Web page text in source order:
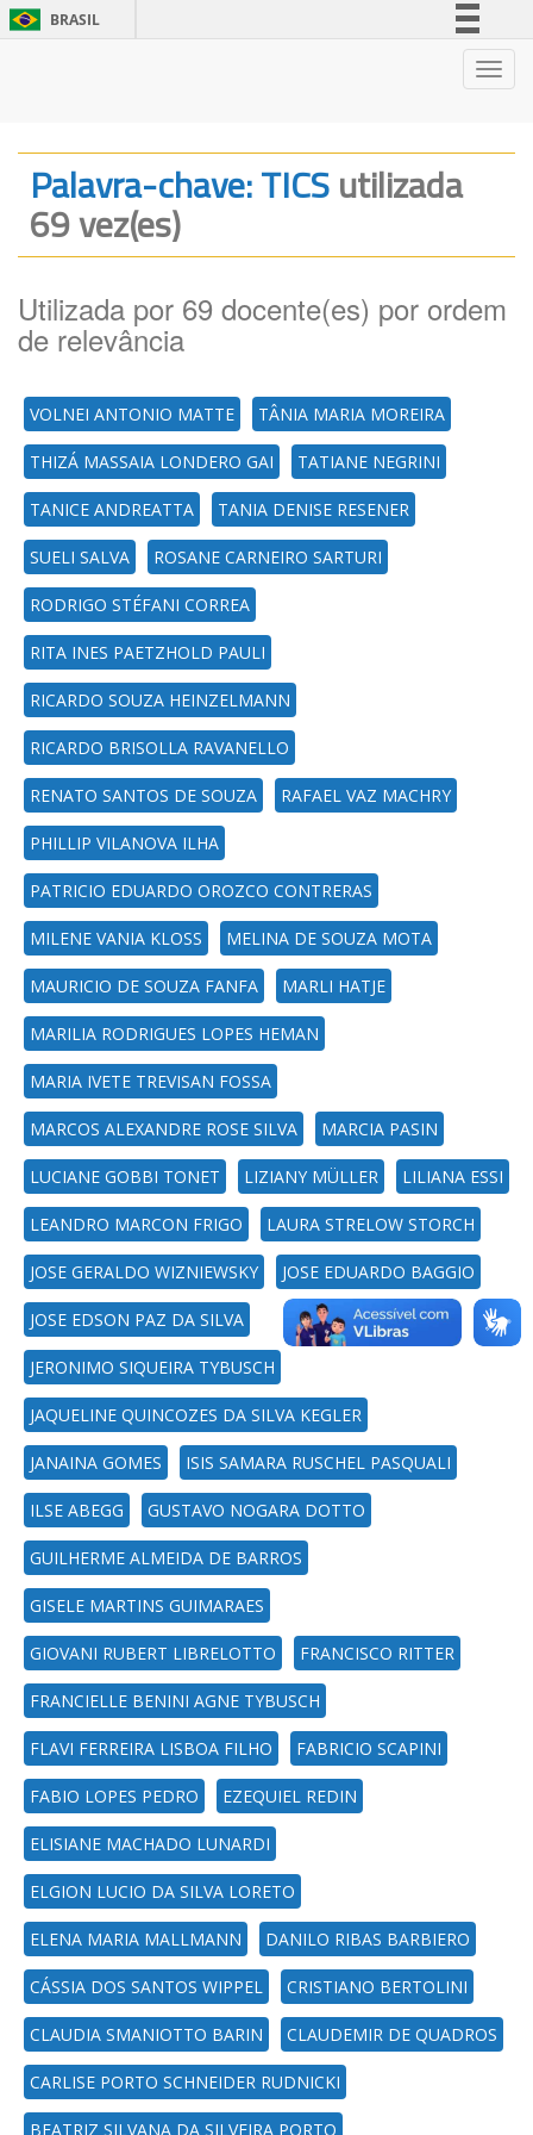
BRASIL
Legislação
Palavra-chave: TICSutilizada
69 vez(es)
Utilizada por 69 docente(es) por ordem
de relevância
VOLNEI ANTONIO MATTE TÂNIA MARIA MOREIRA
THIZÁ MASSAIA LONDERO GAI TATIANE NEGRINI
TANICE ANDREATTA TANIA DENISE RESENER
SUELI SALVA ROSANE CARNEIRO SARTURI
RODRIGO STÉFANI CORREA
RITA INES PAETZHOLD PAULI
RICARDO SOUZA HEINZELMANN
RICARDO BRISOLLA RAVANELLO
RENATO SANTOS DE SOUZA RAFAEL VAZ MACHRY
PHILLIP VILANOVA ILHA
PATRICIO EDUARDO OROZCO CONTRERAS
MILENE VANIA KLOSS MELINA DE SOUZA MOTA
MAURICIO DE SOUZA FANFA MARLI HATJE
MARILIA RODRIGUES LOPES HEMAN
MARIA IVETE TREVISAN FOSSA
MARCOS ALEXANDRE ROSE SILVA MARCIA PASIN
LUCIANE GOBBI TONET LIZIANY MÜLLER LILIANA ESSI
LEANDRO MARCON FRIGO LAURA STRELOW STORCH
JOSE GERALDO WIZNIEWSKY JOSE EDUARDO BAGGIO
JOSE EDSON PAZ DA SILVA
JERONIMO SIQUEIRA TYBUSCH
JAQUELINE QUINCOZES DA SILVA KEGLER
JANAINA GOMES ISIS SAMARA RUSCHEL PASQUALI
ILSE ABEGG GUSTAVO NOGARA DOTTO
GUILHERME ALMEIDA DE BARROS
GISELE MARTINS GUIMARAES
GIOVANI RUBERT LIBRELOTTO FRANCISCO RITTER
FRANCIELLE BENINI AGNE TYBUSCH
FLAVI FERREIRA LISBOA FILHO FABRICIO SCAPINI
FABIO LOPES PEDRO EZEQUIEL REDIN
ELISIANE MACHADO LUNARDI
ELGION LUCIO DA SILVA LORETO
ELENA MARIA MALLMANN DANILO RIBAS BARBIERO
CÁSSIA DOS SANTOS WIPPEL CRISTIANO BERTOLINI
CLAUDIA SMANIOTTO BARIN CLAUDEMIR DE QUADROS
CARLISE PORTO SCHNEIDER RUDNICKI
BEATRIZ SILVANA DA SILVEIRA PORTO